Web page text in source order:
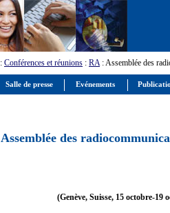
: Conférences et réunions : RA: Assemblée des
Assemblée des
(Genève, Suisse, 15 octobre-19
Salle de presse Evénements